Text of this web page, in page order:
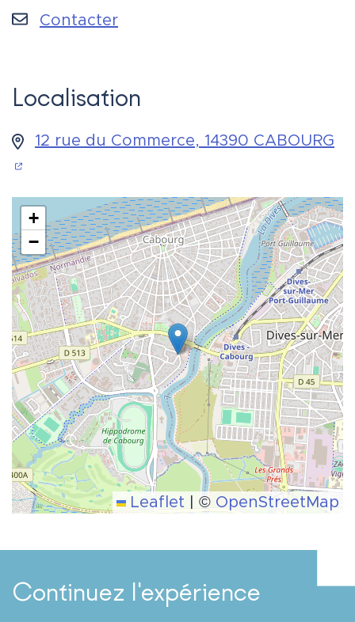
Contacter
Localisation
12 rue du Commerce, 14390 CABOURG
(ouverture dans un nouvel onglet)
+
−
Leaflet © OpenStreetMap
Continuez l'expérience